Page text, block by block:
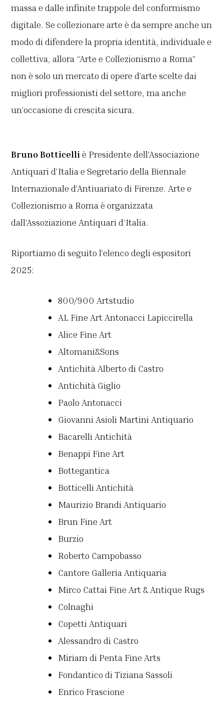
massa e dalle infinite trappole del conformismo
digitale. Se collezionare arte è da sempre anche un
modo di difendere la propria identità, individuale e
collettiva, allora “Arte e Collezionismo a Roma”
non è solo un mercato di opere d’arte scelte dai
migliori professionisti del settore, ma anche
un’occasione di crescita sicura.
Bruno Botticelli è Presidente dell’Associazione
Antiquari d’Italia e Segretario della Biennale
Internazionale d’Antiuariato di Firenze. Arte e
Collezionismo a Roma è organizzata
dall’Assoziazione Antiquari d’Italia.
Riportiamo di seguito l’elenco degli espositori
2025:
800/900 Artstudio
AL Fine Art Antonacci Lapiccirella
Alice Fine Art
Altomani&Sons
Antichità Alberto di Castro
Antichità Giglio
Paolo Antonacci
Giovanni Asioli Martini Antiquario
Bacarelli Antichità
Benappi Fine Art
Bottegantica
Botticelli Antichità
Maurizio Brandi Antiquario
Brun Fine Art
Burzio
Roberto Campobasso
Cantore Galleria Antiquaria
Mirco Cattai Fine Art & Antique Rugs
Colnaghi
Copetti Antiquari
Alessandro di Castro
Miriam di Penta Fine Arts
Fondantico di Tiziana Sassoli
Enrico Frascione